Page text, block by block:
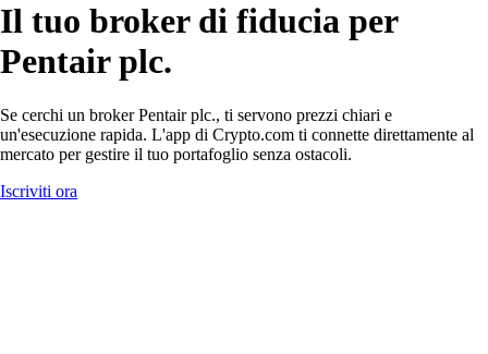
Il tuo broker di fiducia per
Pentair plc.
Se cerchi un broker Pentair plc., ti servono prezzi chiari e
un'esecuzione rapida. L'app di Crypto.com ti connette direttamente al
mercato per gestire il tuo portafoglio senza ostacoli.
Iscriviti ora